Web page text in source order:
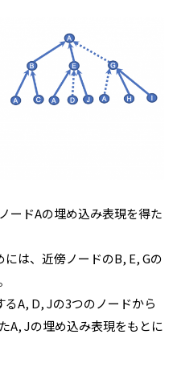
ードAの埋め込み表現を得た
は、近傍ノードのB, E, Gの
A, D, Jの3つのノードから
A, Jの埋め込み表現をもとに